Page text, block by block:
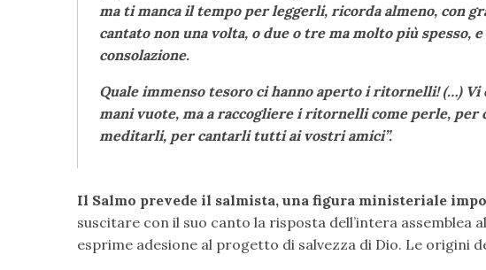
ma ti manca il tempo per leggerli, ricorda almeno, con
cantato non una volta, o due o tre ma molto più spesso,
consolazione.
Quale immenso tesoro ci hanno aperto i ritornelli! (…) Vi
mani vuote, ma a raccogliere i ritornelli come perle,
meditarli, per cantarli tutti ai vostri amici”.
Il Salmo prevede il salmista, una figura ministeriale
suscitare con il suo canto la risposta dell’intera assemblea
esprime adesione al progetto di salvezza di Dio. Le origini